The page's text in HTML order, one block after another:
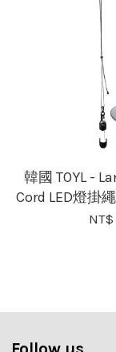
韓國 TOYL -
Cord LED燈掛